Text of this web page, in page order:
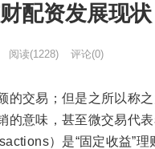
配资发展现状
阅读(1228) 评论(0)
的交易；但是之所以称
的意味，甚至微交易代
）是“固定收益”